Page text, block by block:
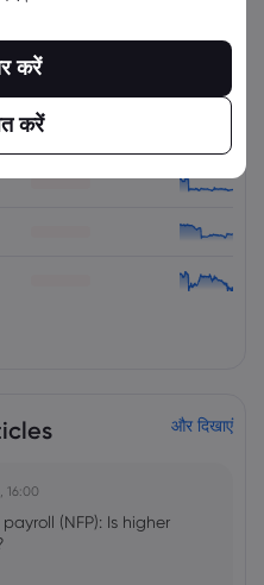
खरीदें (%) परिवर्तित करें
और दिखाएं
16:00
(NFP): Is higher
करें
करें